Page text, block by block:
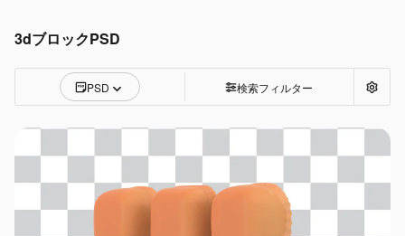
3dブロックPSD
PSD 検索フィルター